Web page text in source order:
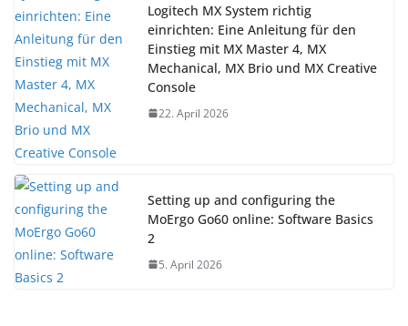
Logitech MX System richtig
einrichten: Eine Anleitung für den
Einstieg mit MX Master 4, MX
Mechanical, MX Brio und MX Creative
Console
22. April 2026
Setting up and configuring the
MoErgo Go60 online: Software Basics
2
5. April 2026